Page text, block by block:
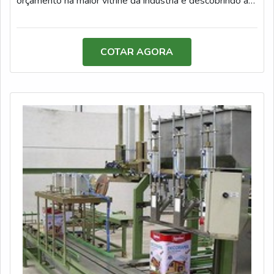
Saiba mais solicitando um orçamento!
importante lembrar que o produto deve sempre ser
Esse tipo de cuidado ajuda a garantir a qualidade e
durabilidade dos materiais, além de evitar prejuízos com
possível poupar gastos desnecessários.DIFERENCIAIS
IMPORTANTES DE ENVASADORA SEMI
AUTOMÁTICAQuem quer achar envasadoras semi
automáticas em uma empresa inovadora, descobre o site
da Dosar Equipamentos. Atuando com retrofit eletrônico
e envasadoras, oferecendo sempre a melhor opção para
o cliente final.Ainda com uma visão analítica sobre
envasadora semi automática, deve-se ter a exatidão em
orçar com empresas que prezam por produtos e serviços
que tenham ótima qualidade e precisão, pequenos
detalhes, mas de grande valia para saber a procedência
e seriedade da empresa.Existem muitas formas
COTAR AGORA